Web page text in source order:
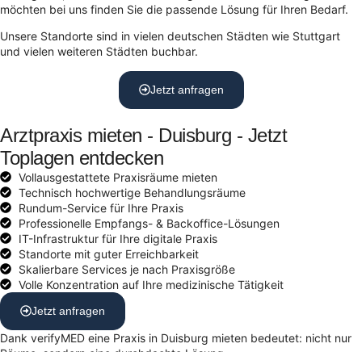
möchten bei uns finden Sie die passende Lösung für Ihren Bedarf.
Unsere Standorte sind in vielen deutschen Städten wie Stuttgart
und vielen weiteren Städten buchbar.
Jetzt anfragen
Arztpraxis mieten - Duisburg - Jetzt
Toplagen entdecken
Vollausgestattete Praxisräume mieten
Technisch hochwertige Behandlungsräume
Rundum-Service für Ihre Praxis
Professionelle Empfangs- & Backoffice-Lösungen
IT-Infrastruktur für Ihre digitale Praxis
Standorte mit guter Erreichbarkeit
Skalierbare Services je nach Praxisgröße
Volle Konzentration auf Ihre medizinische Tätigkeit
Jetzt anfragen
Dank verifyMED eine Praxis in Duisburg mieten bedeutet: nicht nur